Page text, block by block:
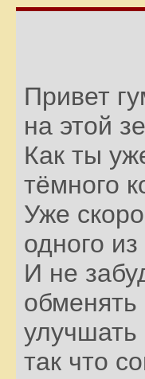
Привет
на этой
Как ты
тёмного
Уже
одного
И не
так что